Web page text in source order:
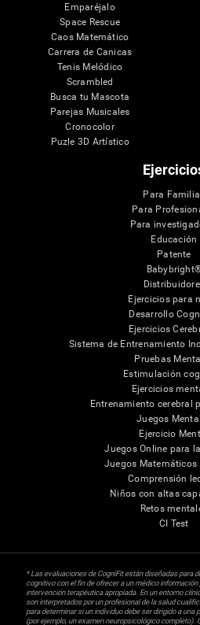
Emparéjalo
Space Rescue
Caos Matemático
Carrera de Canicas
Tenis Melódico
Scrambled
Busca tu Mascota
Parejas Musicales
Cronocolor
Puzle 3D Artístico
Para
Para
Para
Educación
Patente
Ejercicios para
Desarrollo
Ejercicios
Sistema de Entrenamiento
Pruebas
Estimulación
Ejercicios
Entrenamiento cerebral
Juegos
Ejercicio
Juegos Online para
Juegos Matemáticos
Comprensión
Niños con altas
Retos
CI Test
* Las evaluaciones de CogniFit están diseñadas para
cognitivo con el fin de ofrecer a un médico
intervención terapéutica apropiada. En un entorno
son interpretados por un profesional de la salud
para determinar si un individuo debe ser dirigido a
(por ejemplo, un examen neuropsicológico completo).